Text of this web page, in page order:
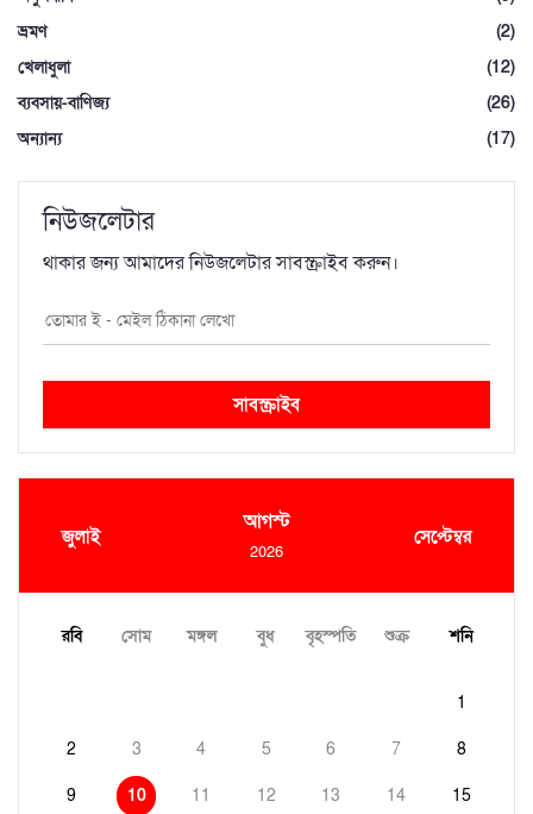
ভ্রমণ
(2)
খেলাধুলা
(12)
ব্যবসায়-বাণিজ্য
(26)
অন্যান্য
(17)
নিউজলেটার
থাকার জন্য আমাদের নিউজলেটার সাবস্ক্রাইব করুন।
সাবস্ক্রাইব
জুলাই
আগস্ট
2026
সেপ্টেম্বর
রবি সোম মঙ্গল বুধ বৃহস্পতি শুক্র শনি
1
2 3 4 5 6 7 8
9 10 11 12 13 14 15